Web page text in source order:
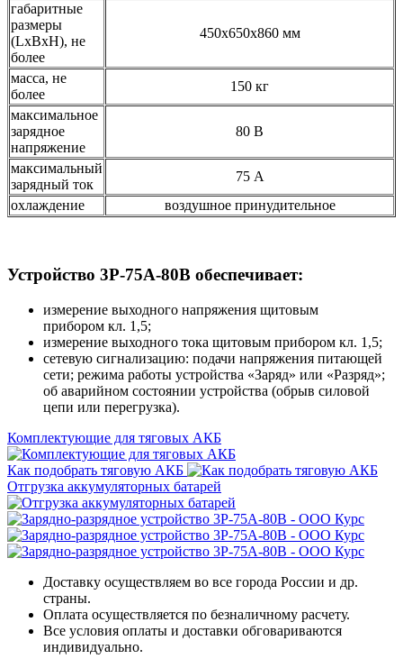
габаритные
размеры
(LxBxH), не
более
450x650x860 мм
масса, не
более
150 кг
максимальное
зарядное
напряжение
80 В
максимальный
зарядный ток
75 А
охлаждение
воздушное принудительное
Устройство 3Р-75А-80В обеспечивает:
измерение выходного напряжения щитовым
прибором кл. 1,5;
измерение выходного тока щитовым прибором кл. 1,5;
сетевую сигнализацию: подачи напряжения питающей
сети; режима работы устройства «Заряд» или «Разряд»;
об аварийном состоянии устройства (обрыв силовой
цепи или перегрузка).
Комплектующие для тяговых АКБ
Как подобрать тяговую АКБ
Отгрузка аккумуляторных батарей
Доставку осуществляем во все города России и др.
страны.
Оплата осуществляется по безналичному расчету.
Все условия оплаты и доставки обговариваются
индивидуально.